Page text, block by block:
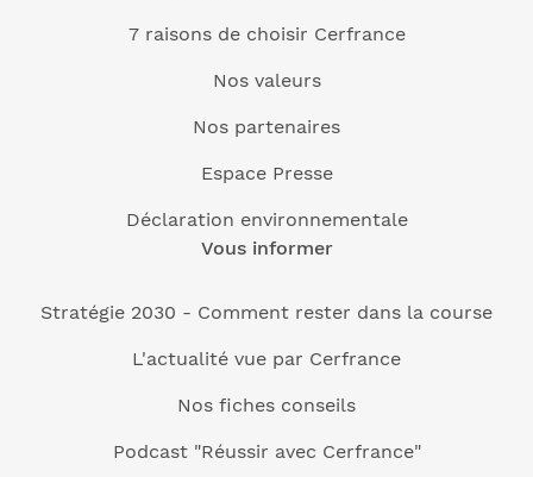
7 raisons de choisir Cerfrance
Nos valeurs
Nos partenaires
Espace Presse
Déclaration environnementale
Vous informer
Stratégie 2030 - Comment rester dans la course
L'actualité vue par Cerfrance
Nos fiches conseils
Podcast "Réussir avec Cerfrance"